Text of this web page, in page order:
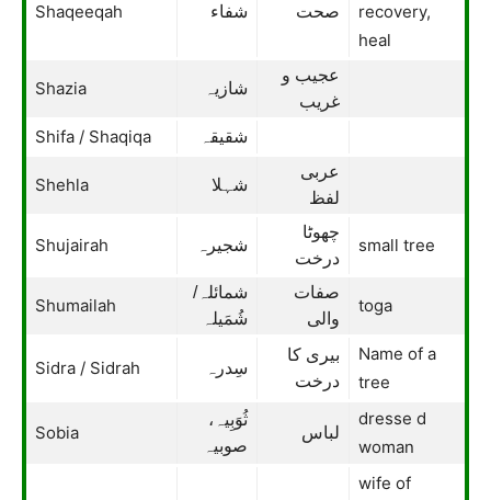
Shaqeeqah شفاء صحت
recovery,
heal
Shazia شازیہ
عجیب و
غریب
Shifa / Shaqiqa شقيقہ
Shehla شہلا
عربی
لفظ
Shujairah شجيرہ
چھوٹا
درخت
small tree
Shumailah
شمائلہ/
شُمَیلہ
صفات
والی
toga
Sidra / Sidrah سِدرہ
بیری کا
درخت
Name of a
tree
Sobia
ثُوَبِیہ،
صوبیہ
لباس
dresse d
woman
wife of